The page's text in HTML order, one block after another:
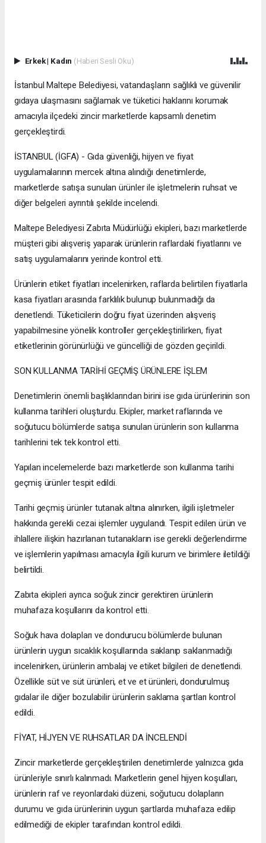
Erkek| Kadın (Haberi Sesli Oku)
İstanbul Maltepe Belediyesi, vatandaşların sağlıklı ve güvenilir
gıdaya ulaşmasını sağlamak ve tüketici haklarını korumak
amacıyla ilçedeki zincir marketlerde kapsamlı denetim
gerçekleştirdi.
İSTANBUL (İGFA) - Gıda güvenliği, hijyen ve fiyat
uygulamalarının mercek altına alındığı denetimlerde,
marketlerde satışa sunulan ürünler ile işletmelerin ruhsat ve
diğer belgeleri ayrıntılı şekilde incelendi.
Maltepe Belediyesi Zabıta Müdürlüğü ekipleri, bazı marketlerde
müşteri gibi alışveriş yaparak ürünlerin raflardaki fiyatlarını ve
satış uygulamalarını yerinde kontrol etti.
Ürünlerin etiket fiyatları incelenirken, raflarda belirtilen fiyatlarla
kasa fiyatları arasında farklılık bulunup bulunmadığı da
denetlendi. Tüketicilerin doğru fiyat üzerinden alışveriş
yapabilmesine yönelik kontroller gerçekleştirilirken, fiyat
etiketlerinin görünürlüğü ve güncelliği de gözden geçirildi.
SON KULLANMA TARİHİ GEÇMİŞ ÜRÜNLERE İŞLEM
Denetimlerin önemli başlıklarından birini ise gıda ürünlerinin son
kullanma tarihleri oluşturdu. Ekipler, market raflarında ve
soğutucu bölümlerde satışa sunulan ürünlerin son kullanma
tarihlerini tek tek kontrol etti.
Yapılan incelemelerde bazı marketlerde son kullanma tarihi
geçmiş ürünler tespit edildi.
Tarihi geçmiş ürünler tutanak altına alınırken, ilgili işletmeler
hakkında gerekli cezai işlemler uygulandı. Tespit edilen ürün ve
ihlallere ilişkin hazırlanan tutanakların ise gerekli değerlendirme
ve işlemlerin yapılması amacıyla ilgili kurum ve birimlere iletildiği
belirtildi.
Zabıta ekipleri ayrıca soğuk zincir gerektiren ürünlerin
muhafaza koşullarını da kontrol etti.
Soğuk hava dolapları ve dondurucu bölümlerde bulunan
ürünlerin uygun sıcaklık koşullarında saklanıp saklanmadığı
incelenirken, ürünlerin ambalaj ve etiket bilgileri de denetlendi.
Özellikle süt ve süt ürünleri, et ve et ürünleri, dondurulmuş
gıdalar ile diğer bozulabilir ürünlerin saklama şartları kontrol
edildi.
FİYAT, HİJYEN VE RUHSATLAR DA İNCELENDİ
Zincir marketlerde gerçekleştirilen denetimlerde yalnızca gıda
ürünleriyle sınırlı kalınmadı. Marketlerin genel hijyen koşulları,
ürünlerin raf ve reyonlardaki düzeni, soğutucu dolapların
durumu ve gıda ürünlerinin uygun şartlarda muhafaza edilip
edilmediği de ekipler tarafından kontrol edildi.